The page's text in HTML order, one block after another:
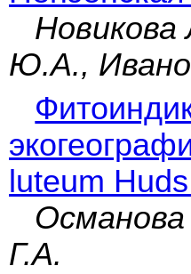
Ю.А.,
luteum
Г.А.